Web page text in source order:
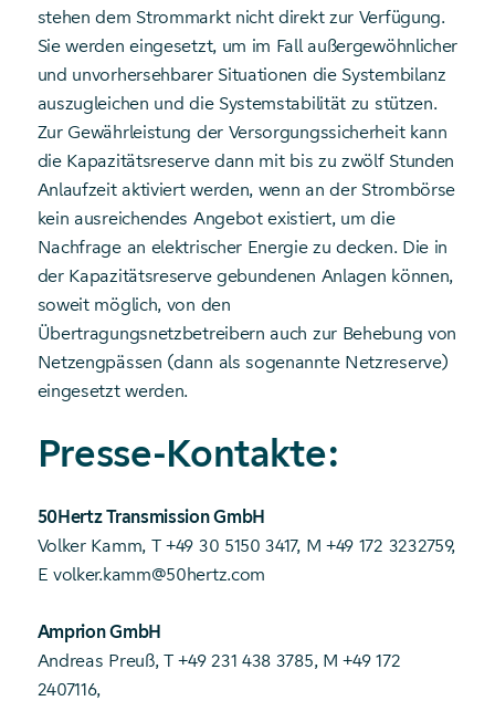
stehen dem Strommarkt nicht direkt zur Verfügung.
Sie werden eingesetzt, um im Fall außergewöhnlicher
und unvorhersehbarer Situationen die Systembilanz
auszugleichen und die Systemstabilität zu stützen.
Zur Gewährleistung der Versorgungssicherheit kann
die Kapazitätsreserve dann mit bis zu zwölf Stunden
Anlaufzeit aktiviert werden, wenn an der Strombörse
kein ausreichendes Angebot existiert, um die
Nachfrage an elektrischer Energie zu decken. Die in
der Kapazitätsreserve gebundenen Anlagen können,
soweit möglich, von den
Übertragungsnetzbetreibern auch zur Behebung von
Netzengpässen (dann als sogenannte Netzreserve)
eingesetzt werden.
Presse-Kontakte:
50Hertz Transmission GmbH
Volker Kamm, T +49 30 5150 3417, M +49 172 3232759,
E volker.kamm@50hertz.com
Amprion GmbH
Andreas Preuß, T +49 231 438 3785, M +49 172
2407116,